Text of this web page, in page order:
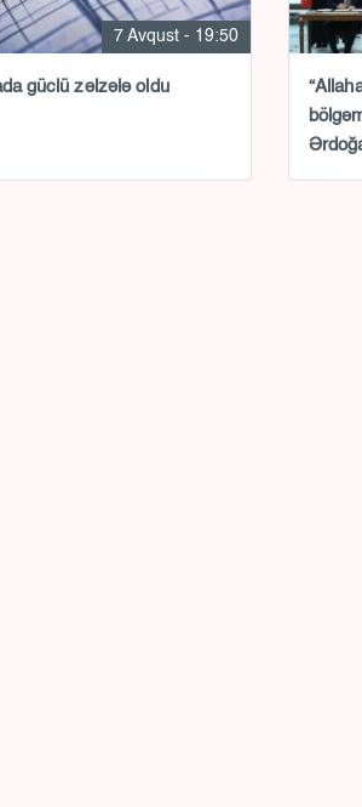
7 Avqust - 19:50
güclü zəlzələ oldu